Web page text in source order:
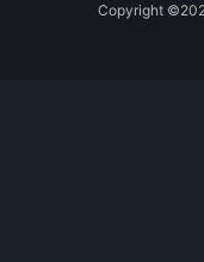
Copyright